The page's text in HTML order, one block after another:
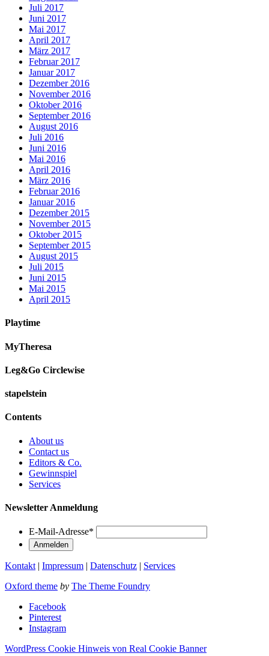
Juli 2017
Juni 2017
Mai 2017
April 2017
März 2017
Februar 2017
Januar 2017
Dezember 2016
November 2016
Oktober 2016
September 2016
August 2016
Juli 2016
Juni 2016
Mai 2016
April 2016
März 2016
Februar 2016
Januar 2016
Dezember 2015
November 2015
Oktober 2015
September 2015
August 2015
Juli 2015
Juni 2015
Mai 2015
April 2015
Playtime
MyTheresa
Leg&Go Circlewise
stapelstein
Contents
About us
Contact us
Editors & Co.
Gewinnspiel
Services
Newsletter Anmeldung
E-Mail-Adresse*
Kontakt | Impressum | Datenschutz | Services
Oxford theme by The Theme Foundry
Facebook
Pinterest
Instagram
WordPress Cookie Hinweis von Real Cookie Banner